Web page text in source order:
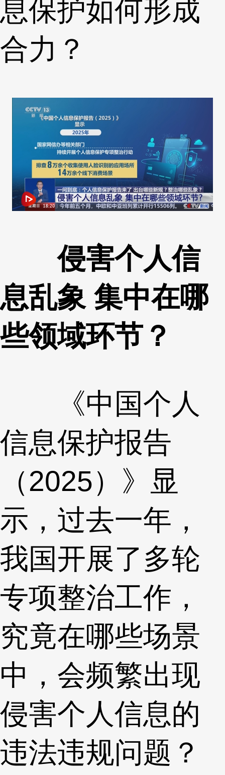
息保护如何形成
合力？
侵害个人信
息乱象 集中在哪
些领域环节？
《中国个人
信息保护报告
（2025）》显
示，过去一年，
我国开展了多轮
专项整治工作，
究竟在哪些场景
中，会频繁出现
侵害个人信息的
违法违规问题？